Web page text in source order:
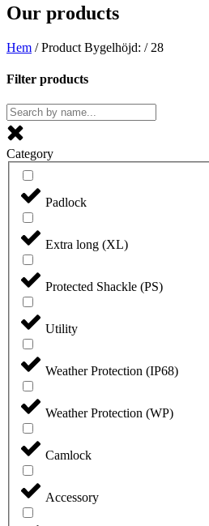
Our products
Hem / Product Bygelhöjd: / 28
Filter products
Category
Padlock
Extra long (XL)
Protected Shackle (PS)
Utility
Weather Protection (IP68)
Weather Protection (WP)
Camlock
Accessory